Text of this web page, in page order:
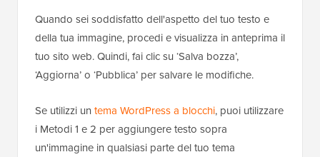
Quando sei soddisfatto dell'aspetto del tuo testo e
della tua immagine, procedi e visualizza in anteprima il
tuo sito web. Quindi, fai clic su ‘Salva bozza’,
‘Aggiorna’ o ‘Pubblica’ per salvare le modifiche.
Se utilizzi un tema WordPress a blocchi, puoi utilizzare
i Metodi 1 e 2 per aggiungere testo sopra
un'immagine in qualsiasi parte del tuo tema